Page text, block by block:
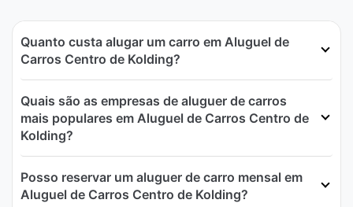
Quanto custa alugar um carro em Aluguel de
Carros Centro de Kolding?
Quais são as empresas de aluguer de carros
mais populares em Aluguel de Carros Centro de
Kolding?
Posso reservar um aluguer de carro mensal em
Aluguel de Carros Centro de Kolding?